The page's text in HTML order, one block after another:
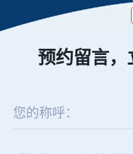
预约留言，